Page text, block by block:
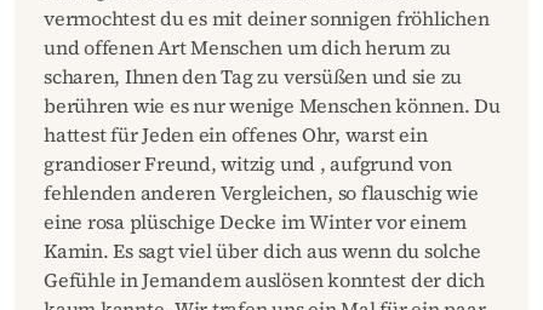
vermochtest du es mit deiner sonnigen fröhlichen
und offenen Art Menschen um dich herum zu
scharen, Ihnen den Tag zu versüßen und sie zu
berühren wie es nur wenige Menschen können. Du
hattest für Jeden ein offenes Ohr, warst ein
grandioser Freund, witzig und , aufgrund von
fehlenden anderen Vergleichen, so flauschig wie
eine rosa plüschige Decke im Winter vor einem
Kamin. Es sagt viel über dich aus wenn du solche
Gefühle in Jemandem auslösen konntest der dich